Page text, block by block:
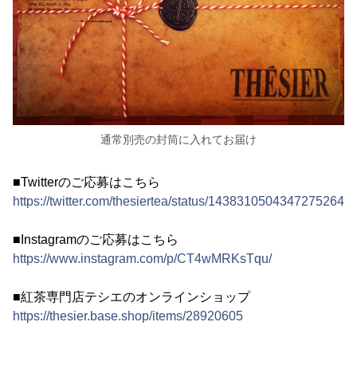
通常別売の封筒に入れてお届け
■Twitterのご応募はこちら
https://twitter.com/thesiertea/status/1438310504347275264
■Instagramのご応募はこちら
https://www.instagram.com/p/CT4wMRKsTqu/
■紅茶専門店テシエのオンラインショップ
https://thesier.base.shop/items/28920605